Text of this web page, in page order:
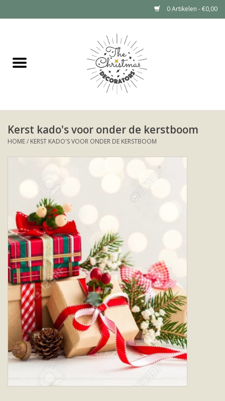
0 Artikelen - €0,00
Grote kerstboom huren (tot 6
Kerstboom huren
Offerte & werkwijze
Kerst kado's voor onder de kerstboom
HOME/ KERST KADO'S VOOR ONDER DE KERSTBOOM